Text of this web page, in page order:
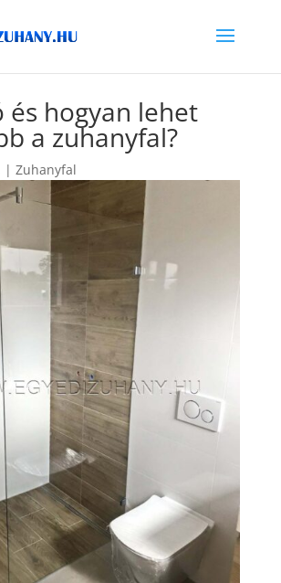
és hogyan lehet
a zuhanyfal?
| Zuhanyfal